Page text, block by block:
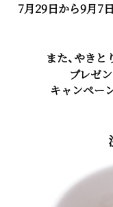
7月29日から9月7
また、やき
プレゼ
キャンペー